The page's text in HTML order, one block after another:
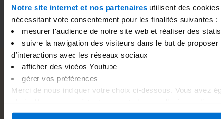
Notre site internet et nos partenaires utilisent des
nécessitant vote consentement pour les finalités suivantes :
mesurer l’audience de notre site web et réaliser des
suivre la navigation des visiteurs dans le but de
d’interactions avec les réseaux sociaux
afficher des vidéos Youtube
gérer vos préférences
Merci de nous indiquer votre choix ci-dessous. Vous avez
bas de chaque page du site internet. Pour plus
Meilleure banque en ligne gratuite : comment trouver
la meilleure offre en 2026 ?
Nos guides pour vous